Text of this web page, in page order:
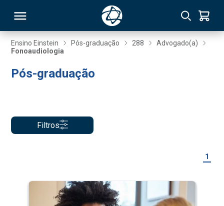
Ensino Einstein Pós-graduação 288
Advogado(a)
Fonoaudiologia
Pós-graduação
Filtros
1